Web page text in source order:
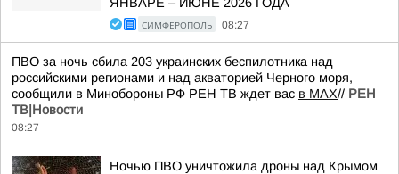
СИМФЕРОПОЛЬ 08:27
ПВО за ночь сбила 203 украинских беспилотника над
российскими регионами и над акваторией Черного моря,
сообщили в Минобороны РФ РЕН ТВ ждет вас в MAX// РЕН
ТВ|Новости
08:27
Ночью ПВО уничтожила дроны над Крымом